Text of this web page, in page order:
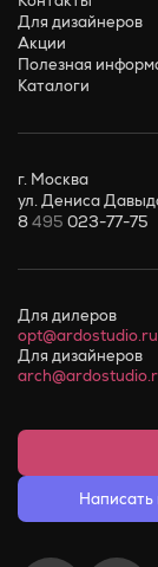
Для дизайнеров
Акции
Полезная
Каталоги
г. Москва
ул. Дениса
8495 023-77-75
Для дилеров
opt@ardostudio.ru
Для дизайнеров
Написать